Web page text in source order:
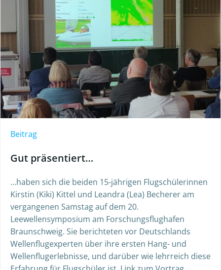
Beitrag
Gut präsentiert…
…haben sich die beiden 15-jährigen Flugschülerinnen
Kirstin (Kiki) Kittel und Leandra (Lea) Becherer am
vergangenen Samstag auf dem 20.
Leewellensymposium am Forschungsflughafen
Braunschweig. Sie berichteten vor Deutschlands
Wellenflugexperten über ihre ersten Hang- und
Wellenflugerlebnisse, und darüber wie lehrreich diese